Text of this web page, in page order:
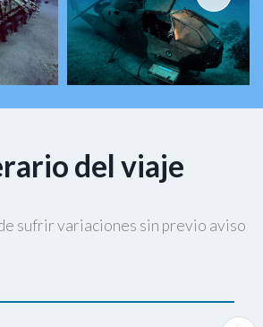
del viaje
sufrir variaciones sin previo aviso